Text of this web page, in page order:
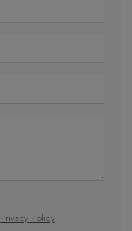
Privacy Policy